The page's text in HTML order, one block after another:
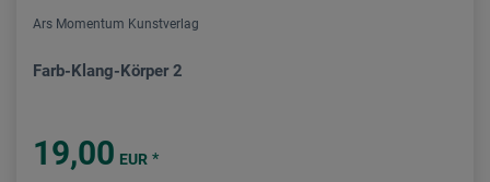
Ars Momentum Kunstverlag
Farb-Klang-Körper 2
19,00 EUR *